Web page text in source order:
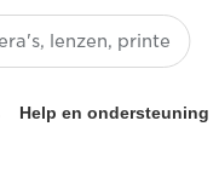
Help en ondersteuning